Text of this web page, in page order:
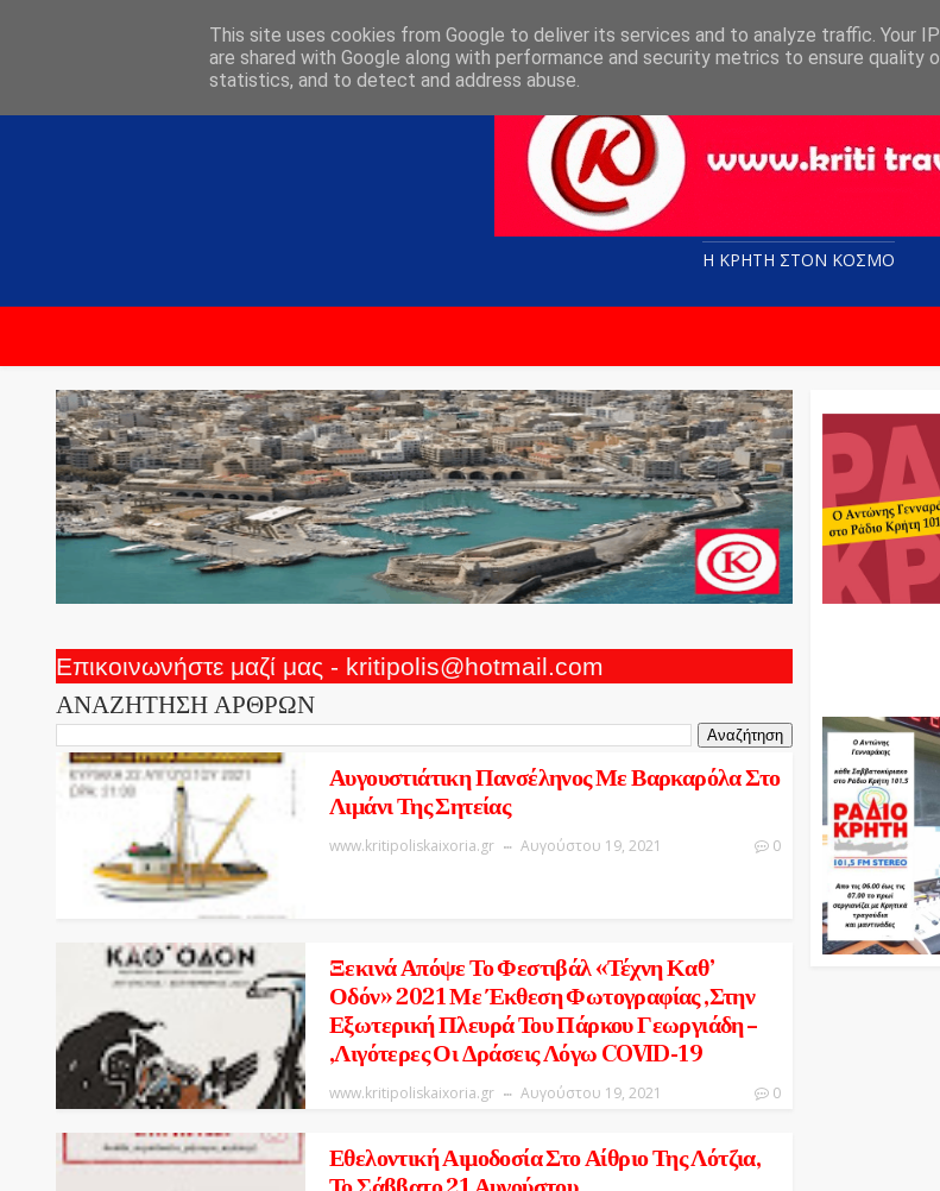
Η ΚΡΗΤΗ ΣΤΟN KOΣΜΟ
Επικοινωνήστε μαζί μας - kritipolis@hotmail.com
ΑΝΑΖΗΤΗΣΗ ΑΡΘΡΩΝ
Αυγουστιάτικη Πανσέληνος Με Βαρκαρόλα Στο
Λιμάνι Της Σητείας
www.kritipoliskaixoria.gr Αυγούστου 19, 2021 0
Ξεκινά Απόψε Το Φεστιβάλ «Τέχνη Καθ’
Οδόν» 2021 Με Έκθεση Φωτογραφίας ,στην
Εξωτερική Πλευρά Του Πάρκου Γεωργιάδη –
,Λιγότερες Οι Δράσεις Λόγω COVID-19
www.kritipoliskaixoria.gr Αυγούστου 19, 2021 0
Εθελοντική Αιμοδοσία Στο Αίθριο Της Λότζια,
This site uses cookies from Google to deliver its services and to analyze traffic. Your
are shared with Google along with performance and security metrics to ensure quality
statistics, and to detect and address abuse.